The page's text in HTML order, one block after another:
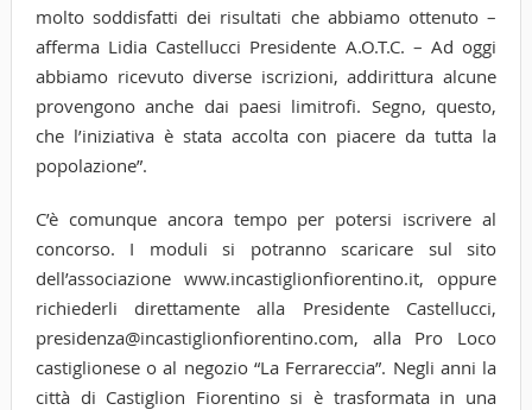
molto soddisfatti dei risultati che abbiamo ottenuto –
afferma Lidia Castellucci Presidente A.O.T.C. – Ad oggi
abbiamo ricevuto diverse iscrizioni, addirittura alcune
provengono anche dai paesi limitrofi. Segno, questo,
che l’iniziativa è stata accolta con piacere da tutta la
popolazione”.
C’è comunque ancora tempo per potersi iscrivere al
concorso. I moduli si potranno scaricare sul sito
dell’associazione www.incastiglionfiorentino.it, oppure
richiederli direttamente alla Presidente Castellucci,
presidenza@incastiglionfiorentino.com, alla Pro Loco
castiglionese o al negozio “La Ferrareccia”. Negli anni la
città di Castiglion Fiorentino si è trasformata in una